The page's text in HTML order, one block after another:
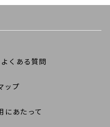
くある質問
ップ
にあたって